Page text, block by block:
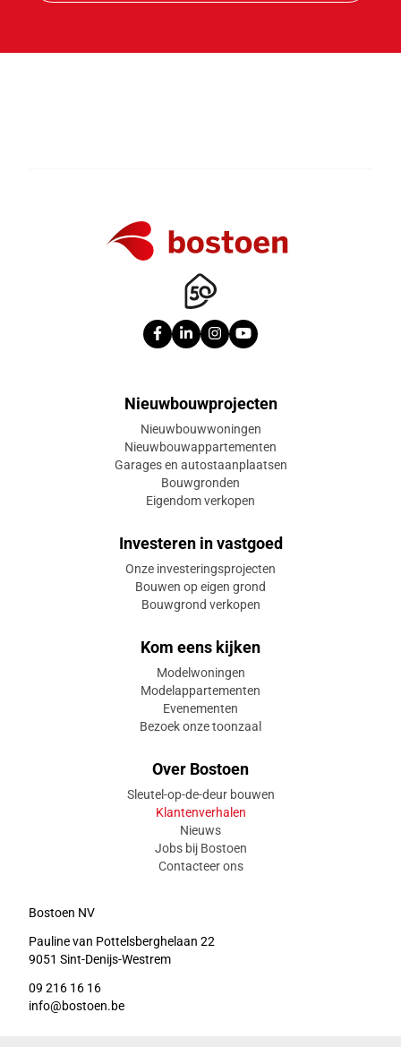
Nieuwbouwprojecten
Nieuwbouwwoningen
Nieuwbouwappartementen
Garages en autostaanplaatsen
Bouwgronden
Eigendom verkopen
Investeren in vastgoed
Onze investeringsprojecten
Bouwen op eigen grond
Bouwgrond verkopen
Kom eens kijken
Modelwoningen
Modelappartementen
Evenementen
Bezoek onze toonzaal
Over Bostoen
Sleutel-op-de-deur bouwen
Klantenverhalen
Nieuws
Jobs bij Bostoen
Contacteer ons
Bostoen NV
Pauline van Pottelsberghelaan 22
9051 Sint-Denijs-Westrem
09 216 16 16
info@bostoen.be